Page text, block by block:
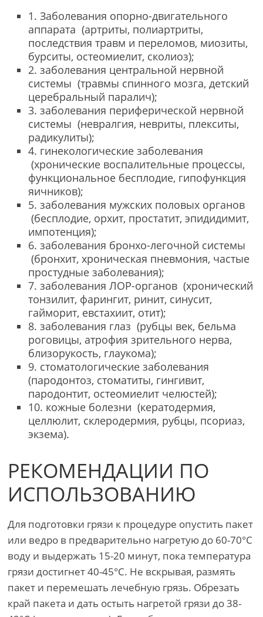
1. Заболевания опорно-двигательного
аппарата (артриты, полиартриты,
последствия травм и переломов, миозиты,
бурситы, остеомиелит, сколиоз);
2. заболевания центральной нервной
системы (травмы спинного мозга, детский
церебральный паралич);
3. заболевания периферической нервной
системы (невралгия, невриты, плекситы,
радикулиты);
4. гинекологические заболевания
(хронические воспалительные процессы,
функциональное бесплодие, гипофункция
яичников);
5. заболевания мужских половых органов
(бесплодие, орхит, простатит, эпидидимит,
импотенция);
6. заболевания бронхо-легочной системы
(бронхит, хроническая пневмония, частые
простудные заболевания);
7. заболевания ЛОР-органов (хронический
тонзилит, фарингит, ринит, синусит,
гайморит, евстахиит, отит);
8. заболевания глаз (рубцы век, бельма
роговицы, атрофия зрительного нерва,
близорукость, глаукома);
9. стоматологические заболевания
(пародонтоз, стоматиты, гингивит,
пародонтит, остеомиелит челюстей);
10. кожные болезни (кератодермия,
целлюлит, склеродермия, рубцы, псориаз,
экзема).
РЕКОМЕНДАЦИИ ПО
ИСПОЛЬЗОВАНИЮ
Для подготовки грязи к процедуре опустить пакет
или ведро в предварительно нагретую до 60-70°C
воду и выдержать 15-20 минут, пока температура
грязи достигнет 40-45°C. Не вскрывая, размять
пакет и перемешать лечебную грязь. Обрезать
край пакета и дать остыть нагретой грязи до 38-